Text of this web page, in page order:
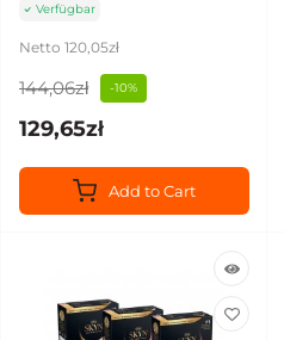
Verfügbar
Netto 120,05zł
144,06zł -10%
129,65zł
Add to Cart